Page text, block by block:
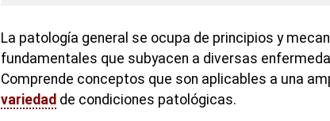
La patología general se ocupa de principios y
fundamentales que subyacen a diversas
Comprende conceptos que son aplicables a una
variedad de condiciones patológicas.